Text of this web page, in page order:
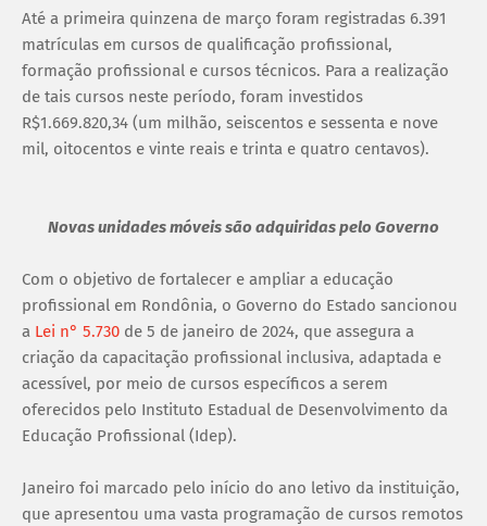
Até a primeira quinzena de março foram registradas 6.391
matrículas em cursos de qualificação profissional,
formação profissional e cursos técnicos. Para a realização
de tais cursos neste período, foram investidos
R$1.669.820,34 (um milhão, seiscentos e sessenta e nove
mil, oitocentos e vinte reais e trinta e quatro centavos).
Novas unidades móveis são adquiridas pelo Governo
Com o objetivo de fortalecer e ampliar a educação
profissional em Rondônia, o Governo do Estado sancionou
a Lei n° 5.730 de 5 de janeiro de 2024, que assegura a
criação da capacitação profissional inclusiva, adaptada e
acessível, por meio de cursos específicos a serem
oferecidos pelo Instituto Estadual de Desenvolvimento da
Educação Profissional (Idep).
Janeiro foi marcado pelo início do ano letivo da instituição,
que apresentou uma vasta programação de cursos remotos